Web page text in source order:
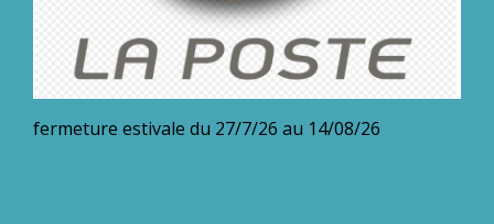
fermeture estivale du 27/7/26 au 14/08/26